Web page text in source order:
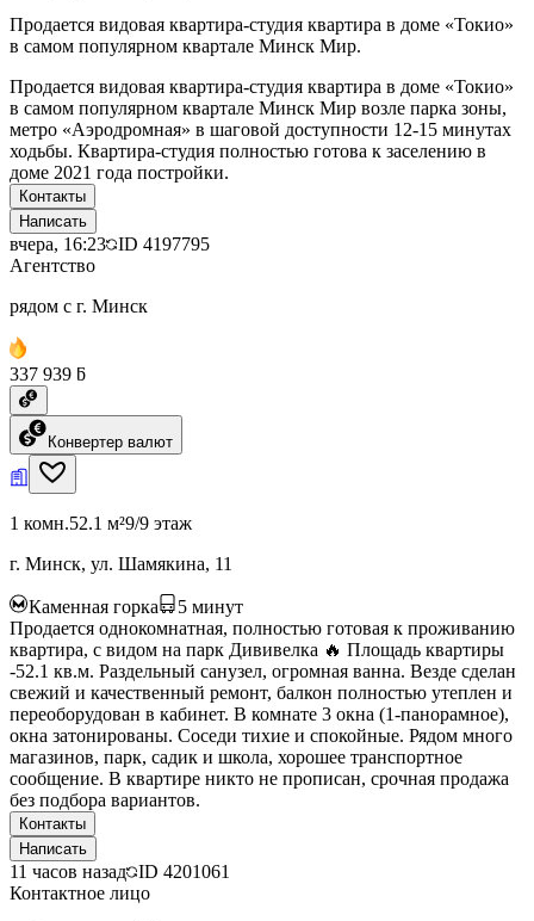
Продается видовая квартира-студия квартира в доме «Токио»
в самом популярном квартале Минск Мир.
Продается видовая квартира-студия квартира в доме «Токио»
в самом популярном квартале Минск Мир возле парка зоны,
метро «Аэродромная» в шаговой доступности 12-15 минутах
ходьбы. Квартира-студия полностью готова к заселению в
доме 2021 года постройки.
Контакты
Написать
вчера, 16:23 ID 4197795
Агентство
рядом с г. Минск
337 939 ƃ
Конвертер валют
1 комн.52.1 м²9/9 этаж
г. Минск, ул. Шамякина, 11
Каменная горка 5 минут
Продается однокомнатная, полностью готовая к проживанию
квартира, с видом на парк Дививелка 🔥 Площадь квартиры
-52.1 кв.м. Раздельный санузел, огромная ванна. Везде сделан
свежий и качественный ремонт, балкон полностью утеплен и
переоборудован в кабинет. В комнате 3 окна (1-панорамное),
окна затонированы. Соседи тихие и спокойные. Рядом много
магазинов, парк, садик и школа, хорошее транспортное
сообщение. В квартире никто не прописан, срочная продажа
без подбора вариантов.
Контакты
Написать
11 часов назад ID 4201061
Контактное лицо